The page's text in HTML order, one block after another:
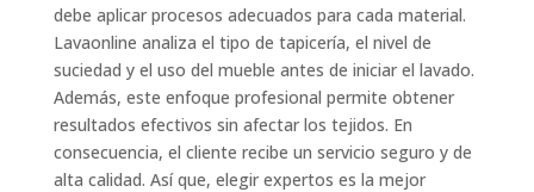
debe aplicar procesos adecuados para cada material.
Lavaonline analiza el tipo de tapicería, el nivel de
suciedad y el uso del mueble antes de iniciar el lavado.
Además, este enfoque profesional permite obtener
resultados efectivos sin afectar los tejidos. En
consecuencia, el cliente recibe un servicio seguro y de
alta calidad. Así que, elegir expertos es la mejor